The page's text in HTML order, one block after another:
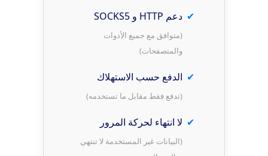
دعم HTTP و SOCKS5
(متوافق مع جميع الأدوات
والمتصفحات)
الدفع حسب الاستهلاك
(تدفع فقط مقابل ما تستخدمه)
لا انتهاء لحركة المرور
(البيانات غير المستخدمة لا تنتهي